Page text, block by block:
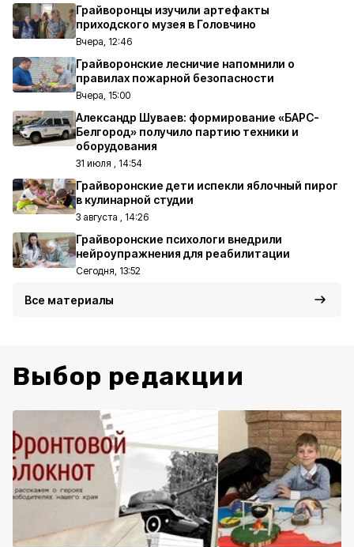
Грайворонцы изучили артефакты
приходского музея в Головчино
Вчера, 12:46
Грайворонские лесничие напомнили о
правилах пожарной безопасности
Вчера, 15:00
Александр Шуваев: формирование «БАРС-
Белгород» получило партию техники и
оборудования
31 июля , 14:54
Грайворонские дети испекли яблочный пирог
в кулинарной студии
3 августа , 14:26
Грайворонские психологи внедрили
нейроупражнения для реабилитации
Сегодня, 13:52
Все материалы
Выбор редакции